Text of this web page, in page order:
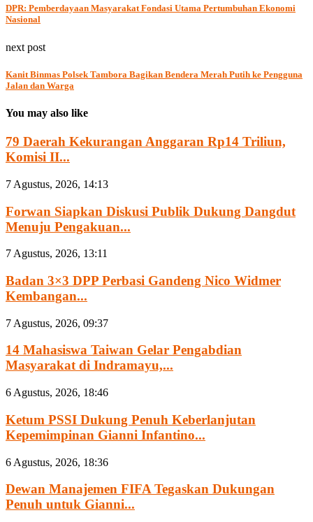
DPR: Pemberdayaan Masyarakat Fondasi Utama Pertumbuhan Ekonomi
Nasional
next post
Kanit Binmas Polsek Tambora Bagikan Bendera Merah Putih ke Pengguna
Jalan dan Warga
You may also like
79 Daerah Kekurangan Anggaran Rp14 Triliun,
Komisi II...
7 Agustus, 2026, 14:13
Forwan Siapkan Diskusi Publik Dukung Dangdut
Menuju Pengakuan...
7 Agustus, 2026, 13:11
Badan 3×3 DPP Perbasi Gandeng Nico Widmer
Kembangan...
7 Agustus, 2026, 09:37
14 Mahasiswa Taiwan Gelar Pengabdian
Masyarakat di Indramayu,...
6 Agustus, 2026, 18:46
Ketum PSSI Dukung Penuh Keberlanjutan
Kepemimpinan Gianni Infantino...
6 Agustus, 2026, 18:36
Dewan Manajemen FIFA Tegaskan Dukungan
Penuh untuk Gianni...